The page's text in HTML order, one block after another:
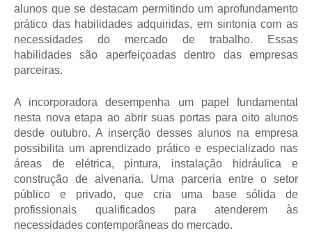
alunos que se destacam permitindo um aprofundamento
prático das habilidades adquiridas, em sintonia com as
necessidades do mercado de trabalho. Essas
habilidades são aperfeiçoadas dentro das empresas
parceiras.
A incorporadora desempenha um papel fundamental
nesta nova etapa ao abrir suas portas para oito alunos
desde outubro. A inserção desses alunos na empresa
possibilita um aprendizado prático e especializado nas
áreas de elétrica, pintura, instalação hidráulica e
construção de alvenaria.
Uma
parceria entre o setor
público e privado, que cria uma base sólida de
profissionais qualificados para atenderem às
necessidades contemporâneas do mercado.